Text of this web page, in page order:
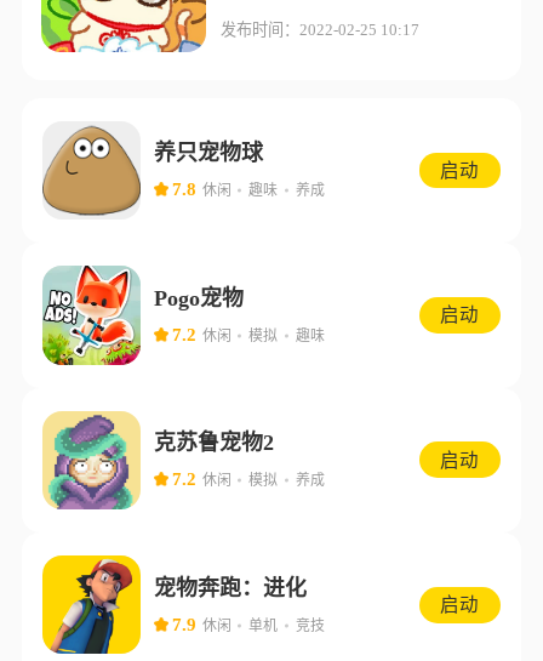
发布时间：2022-02-25 10:17
养只宠物球
7.8 休闲 趣味 养成
启动
Pogo宠物
7.2 休闲 模拟 趣味
启动
克苏鲁宠物2
7.2 休闲 模拟 养成
启动
宠物奔跑：进化
7.9 休闲 单机 竞技
启动